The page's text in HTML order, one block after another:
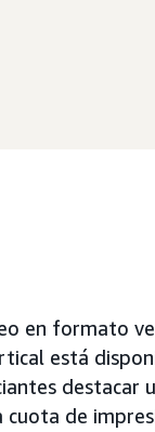
en formato
está
destacar
de